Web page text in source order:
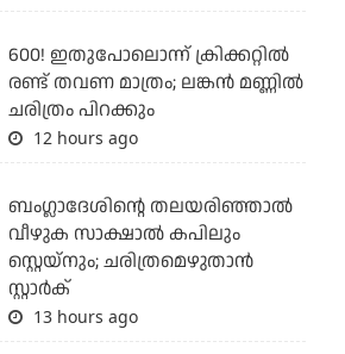
600! ഇതുപോലൊന്ന് ക്രിക്കറ്റില്‍
രണ്ട് തവണ മാത്രം; ലങ്കന്‍ മണ്ണില്‍
ചരിത്രം പിറക്കും
12 hours ago
ബംഗ്ലാദേശിന്റെ തലയരിഞ്ഞാല്‍
വീഴുക സാക്ഷാല്‍ കപിലും
സ്റ്റെയ്‌നും; ചരിത്രമെഴുതാന്‍
സ്റ്റാര്‍ക്
13 hours ago